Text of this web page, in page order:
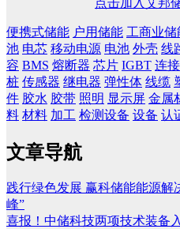
便携式储能 户用储能 工商业储
池 电芯 移动电源 电池 外壳 线
容 BMS 熔断器 芯片 IGBT 连
桩 传感器 继电器 弹性体 线缆
件 胶水 胶带 照明 显示屏 金属
料 材料 加工 检测设备 设备 认
文章导航
践行绿色发展 赢科储能能源解
峰”
喜报！中储科技两项技术装备